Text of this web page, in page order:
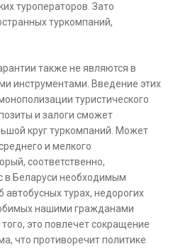
туроператоров. Зато
туркомпаний,
также не являются в
инструментами. Введение этих
туристического
и залоги сможет
круг туркомпаний. Может
и мелкого
соответственно,
в Беларуси необходимым
турах, недорогих
нашими гражданами
это повлечет сокращение
что противоречит политике